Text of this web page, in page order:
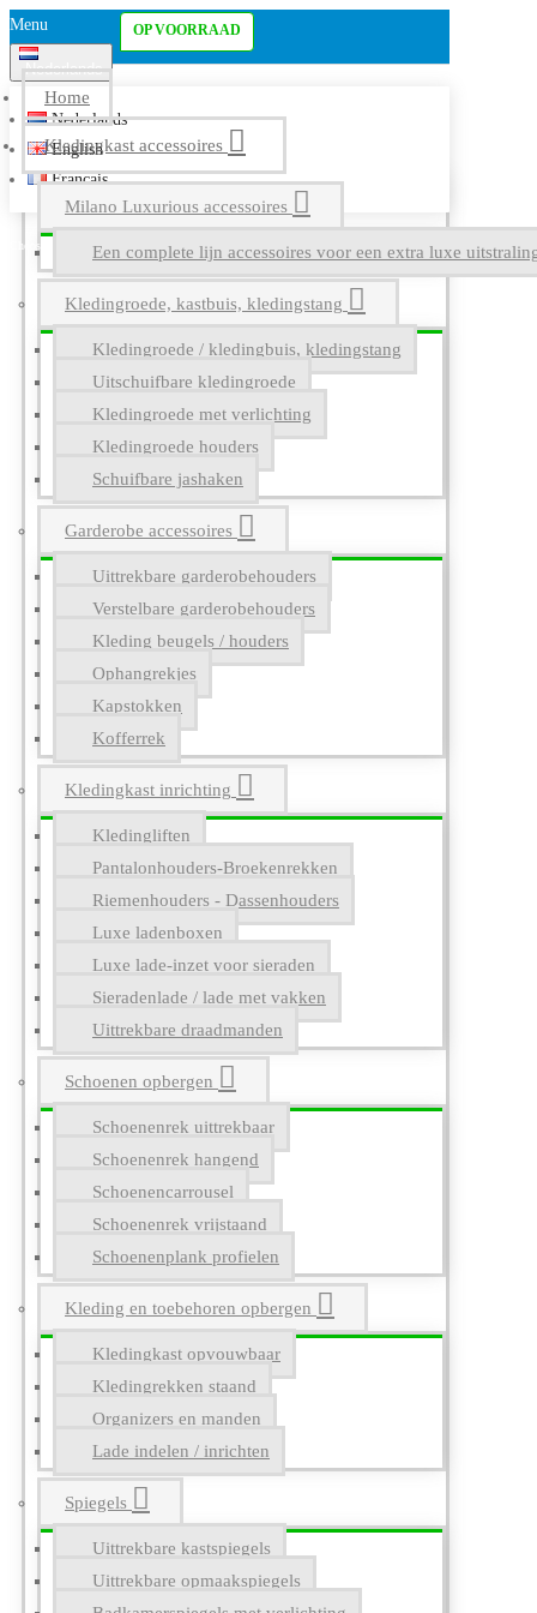
Menu
Nederlands
Nederlands
English
Français
Home
Kledingkast accessoires
Milano Luxurious accessoires
Een complete lijn accessoires voor een extra luxe
Kledingroede, kastbuis, kledingstang
Kledingroede / kledingbuis, kledingstang
Uitschuifbare kledingroede
Kledingroede met verlichting
Kledingroede houders
Schuifbare jashaken
Garderobe accessoires
Uittrekbare garderobehouders
Verstelbare garderobehouders
Kleding beugels / houders
Ophangrekjes
Kapstokken
Kofferrek
Kledingkast inrichting
Kledingliften
Pantalonhouders-Broekenrekken
Riemenhouders - Dassenhouders
Luxe ladenboxen
Luxe lade-inzet voor sieraden
Sieradenlade / lade met vakken
Uittrekbare draadmanden
Schoenen opbergen
Schoenenrek uittrekbaar
Schoenenrek hangend
Schoenencarrousel
Schoenenrek vrijstaand
Schoenenplank profielen
Kleding en toebehoren opbergen
Kledingkast opvouwbaar
Kledingrekken staand
Organizers en manden
Lade indelen / inrichten
Spiegels
Uittrekbare kastspiegels
Uittrekbare opmaakspiegels
OP VOORRAAD